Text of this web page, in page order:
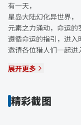
有一天，
星岛大陆幻化异世界，
元素之力涌动，命运的
遵循命运的指引，进入
邀请各位猎人们一起进
展开更多
精彩截图